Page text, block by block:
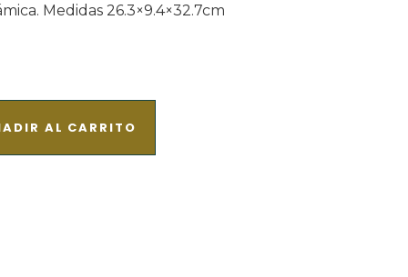
Medidas 26.3×9.4×32.7cm
AL CARRITO